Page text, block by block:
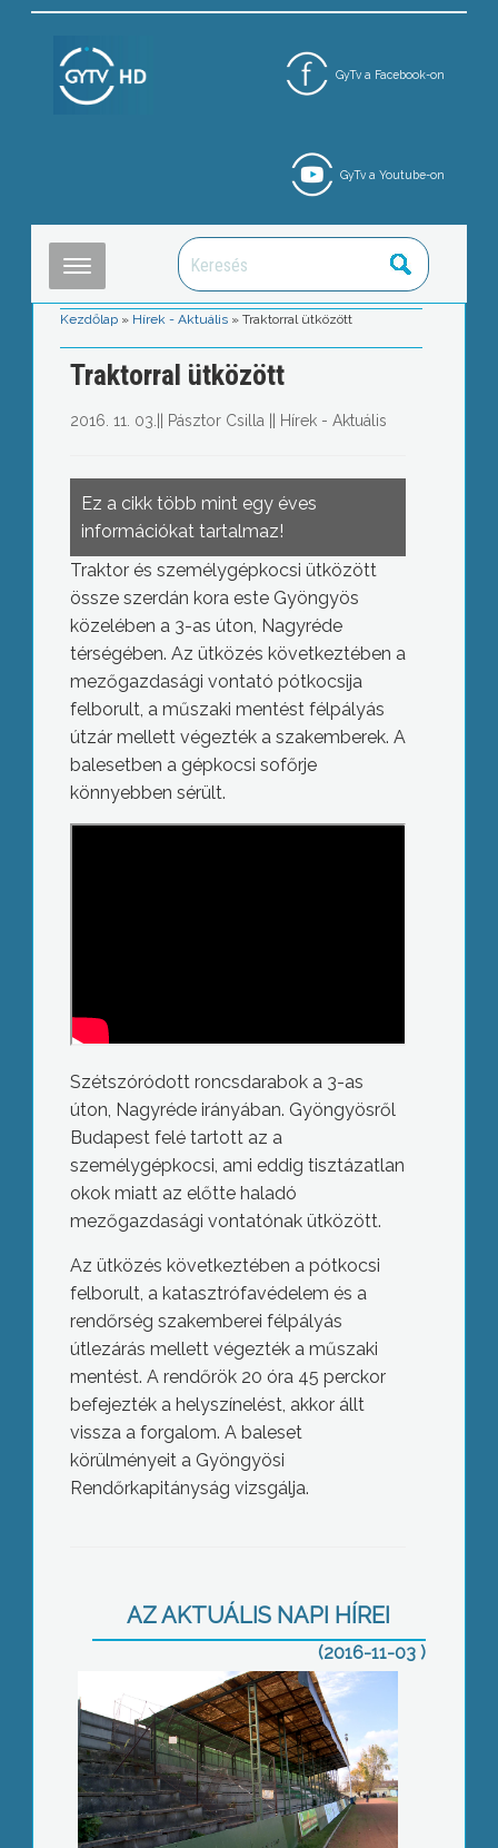
GyTv a Facebook-on
GyTv a Youtube-on
Kezdőlap » Hírek - Aktuális »Traktorral ütközött
Traktorral ütközött
2016. 11. 03. Pásztor Csilla Hírek - Aktuális
Ez a cikk több mint egy éves
információkat tartalmaz!
Traktor és személygépkocsi ütközött
össze szerdán kora este Gyöngyös
közelében a 3-as úton, Nagyréde
térségében. Az ütközés következtében a
mezőgazdasági vontató pótkocsija
felborult, a műszaki mentést félpályás
útzár mellett végezték a szakemberek. A
balesetben a gépkocsi sofőrje
könnyebben sérült.
Szétszóródott roncsdarabok a 3-as
úton, Nagyréde irányában. Gyöngyösről
Budapest felé tartott az a
személygépkocsi, ami eddig tisztázatlan
okok miatt az előtte haladó
mezőgazdasági vontatónak ütközött.
Az ütközés következtében a pótkocsi
felborult, a katasztrófavédelem és a
rendőrség szakemberei félpályás
útlezárás mellett végezték a műszaki
mentést. A rendőrök 20 óra 45 perckor
befejezték a helyszínelést, akkor állt
vissza a forgalom. A baleset
körülményeit a Gyöngyösi
Rendőrkapitányság vizsgálja.
AZ AKTUÁLIS NAPI HÍREI
(2016-11-03 )
Drágul a szerencsejáték